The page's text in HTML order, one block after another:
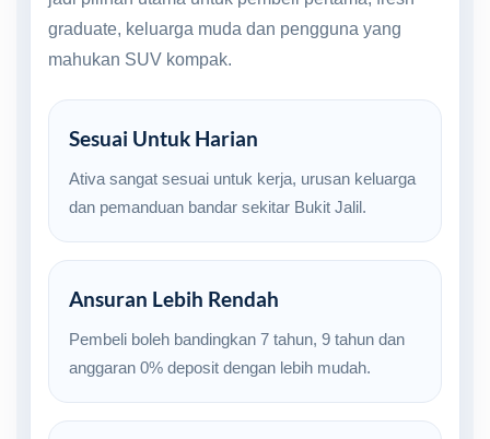
graduate, keluarga muda dan pengguna yang
mahukan SUV kompak.
Sesuai Untuk Harian
Ativa sangat sesuai untuk kerja, urusan keluarga
dan pemanduan bandar sekitar Bukit Jalil.
Ansuran Lebih Rendah
Pembeli boleh bandingkan 7 tahun, 9 tahun dan
anggaran 0% deposit dengan lebih mudah.